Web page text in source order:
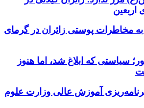
اربعین
مخاطرات پوستی زائران در گرمای
سیاستی که ابلاغ شد، اما هنوز
آموزش عالی وزارت علوم